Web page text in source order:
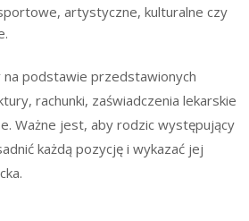
artystyczne, kulturalne czy
podstawie przedstawionych
rachunki, zaświadczenia lekarskie
Ważne jest, aby rodzic występujący
każdą pozycję i wykazać jej